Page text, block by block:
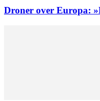
Droner over Europa: